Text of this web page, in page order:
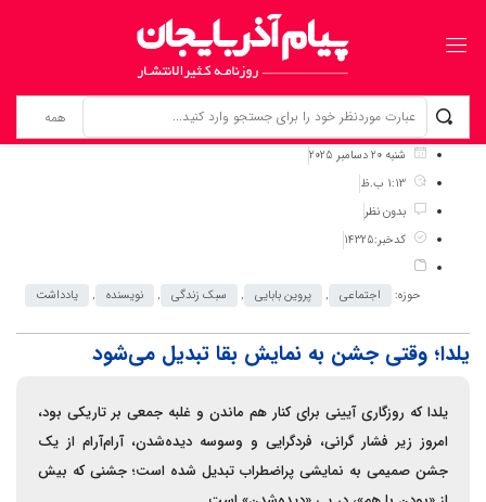
برگ نخست نوشته‌ها
یلدا؛ وقتی جشن به نمایش بقا تبدیل می‌شود
شنبه 20 دسامبر 2025
1:13 ب.ظ
بدون نظر
کدخبر:14325
حوزه: اجتماعی , پروین بابایی , سبک زندگی , نویسنده , یادداشت
یلدا؛ وقتی جشن به نمایش بقا تبدیل می‌شود
یلدا که روزگاری آیینی برای کنار هم ماندن و غلبه جمعی بر تاریکی بود،
امروز زیر فشار گرانی، فردگرایی و وسوسه دیده‌شدن، آرام‌آرام از یک
جشن صمیمی به نمایشی پراضطراب تبدیل شده است؛ جشنی که بیش